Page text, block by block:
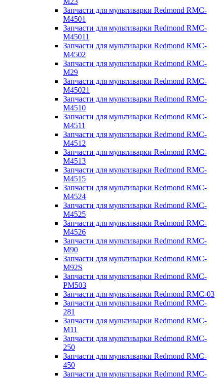
Запчасти для мультиварки Redmond RMC-
M4501
Запчасти для мультиварки Redmond RMC-
M45011
Запчасти для мультиварки Redmond RMC-
M4502
Запчасти для мультиварки Redmond RMC-
M29
Запчасти для мультиварки Redmond RMC-
M45021
Запчасти для мультиварки Redmond RMC-
M4510
Запчасти для мультиварки Redmond RMC-
M4511
Запчасти для мультиварки Redmond RMC-
M4512
Запчасти для мультиварки Redmond RMC-
M4513
Запчасти для мультиварки Redmond RMC-
M4515
Запчасти для мультиварки Redmond RMC-
M4524
Запчасти для мультиварки Redmond RMC-
M4525
Запчасти для мультиварки Redmond RMC-
M4526
Запчасти для мультиварки Redmond RMC-
M90
Запчасти для мультиварки Redmond RMC-
M92S
Запчасти для мультиварки Redmond RMC-
PM503
Запчасти для мультиварки Redmond RMC-03
Запчасти для мультиварки Redmond RMC-
281
Запчасти для мультиварки Redmond RMC-
M11
Запчасти для мультиварки Redmond RMC-
250
Запчасти для мультиварки Redmond RMC-
450
Запчасти для мультиварки Redmond RMC-